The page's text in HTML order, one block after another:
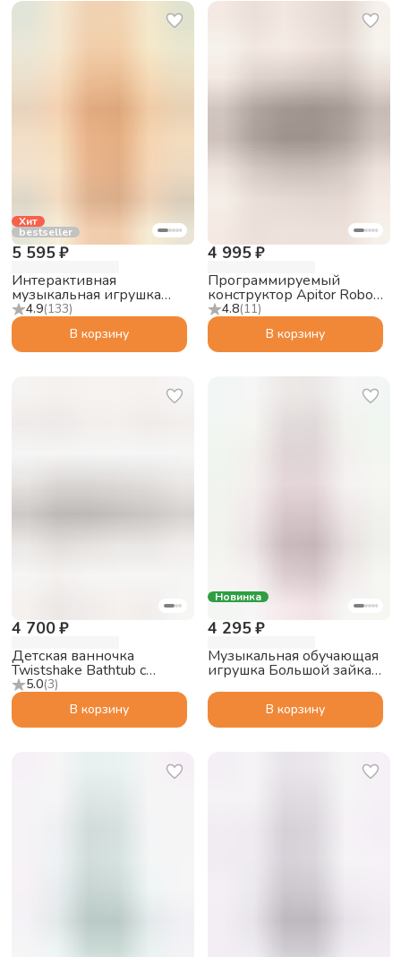
Хит
bestseller
4.9(133)
5 595 ₽
Интерактивная
музыкальная игрушка
Abumba Малыш Лисёнок
F1, оранжевый
В корзину
4.8(11)
4 995 ₽
Программируемый
конструктор Apitor Robot
S 10в1
В корзину
5.0(3)
4 700 ₽
Детская ванночка
Twistshake Bathtub с
подушкой, пастельный
серый
В корзину
Новинка
4 295 ₽
Музыкальная обучающая
игрушка Большой зайка
Bluetooth колонки,
розовыйВ корзину